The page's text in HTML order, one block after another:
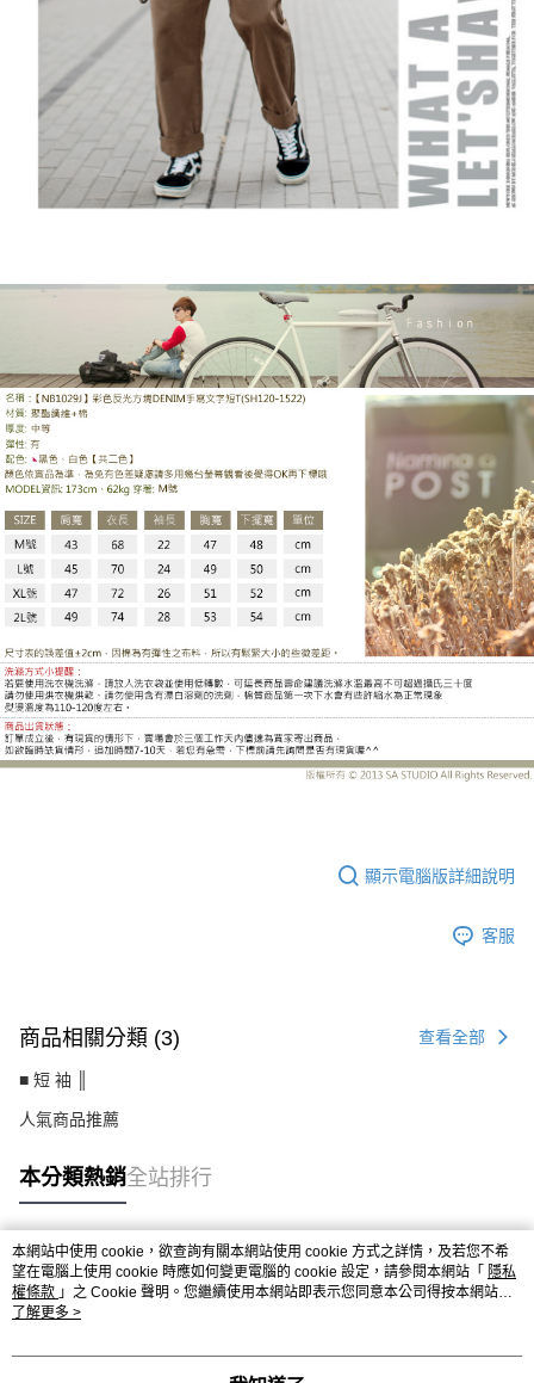
顯示電腦版詳細說明
客服
商品相關分類 (3) 查看全部
■ 短 袖 ║
人氣商品推薦
本分類熱銷全站排行
熱門標籤
本網站中使用 cookie，欲查詢有關本網站使用 cookie 方式之詳情，及若您不希
望在電腦上使用 cookie 時應如何變更電腦的 cookie 設定，請參閱本網站「 隱私
權條款 」之 Cookie 聲明。您繼續使用本網站即表示您同意本公司得按本網站使
用條款之 Cookie 聲明使用 cookie。
了解更多 >